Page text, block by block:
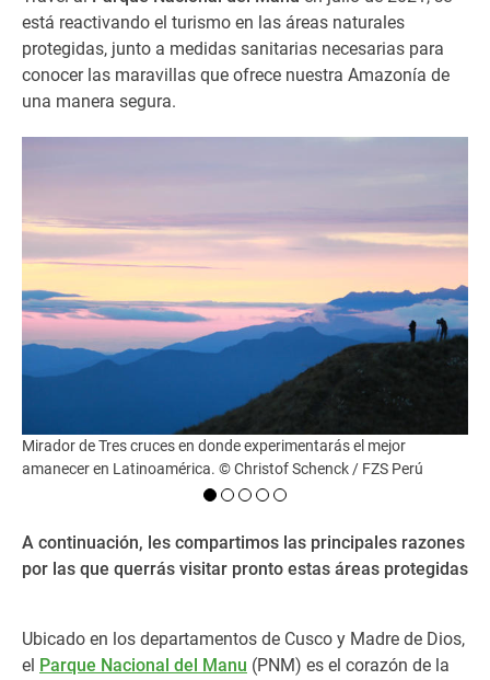
está reactivando el turismo en las áreas naturales
protegidas, junto a medidas sanitarias necesarias para
conocer las maravillas que ofrece nuestra Amazonía de
una manera segura.
Mirador de Tres cruces en donde experimentarás el mejor
amanecer en Latinoamérica. © Christof Schenck / FZS Perú
A continuación, les compartimos las principales razones
por las que querrás visitar pronto estas áreas protegidas
Ubicado en los departamentos de Cusco y Madre de Dios,
el Parque Nacional del Manu (PNM) es el corazón de la